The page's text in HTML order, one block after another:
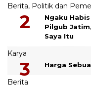
Berita, Politik dan
Ngaku
Pilgub
Saya Itu
Karya
Harga
Berita